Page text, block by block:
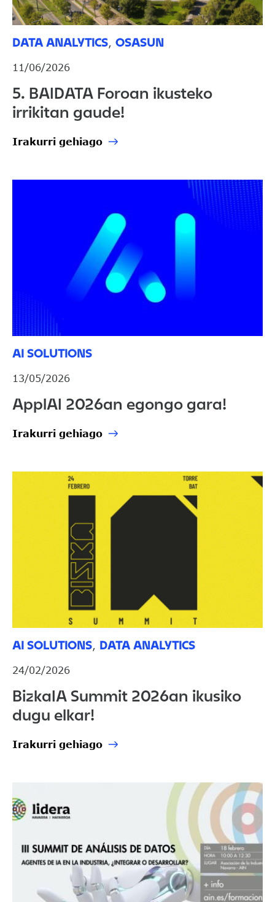
DATA ANALYTICS, OSASUN
11/06/2026
5. BAIDATA Foroan ikusteko
irrikitan gaude!
Irakurri gehiago
AI SOLUTIONS
13/05/2026
ApplAI 2026an egongo gara!
Irakurri gehiago
AI SOLUTIONS, DATA ANALYTICS
24/02/2026
BizkaIA Summit 2026an ikusiko
dugu elkar!
Irakurri gehiago